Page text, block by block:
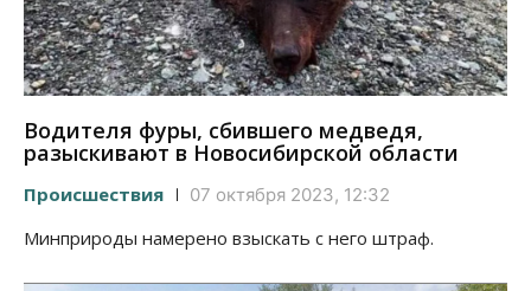
Водителя фуры, сбившего медведя,
разыскивают в Новосибирской области
Происшествия 07 октября 2023, 12:32
Минприроды намерено взыскать с него штраф.